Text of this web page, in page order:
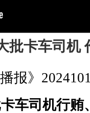
批卡车司机
播报》
车司机行贿